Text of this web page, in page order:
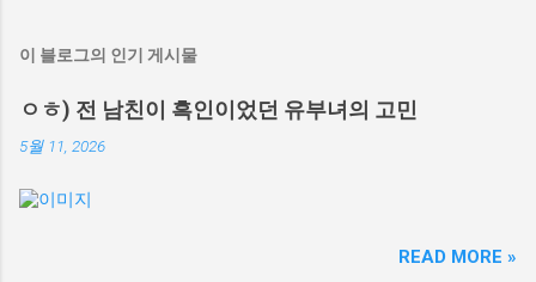
이 블로그의 인기 게시물
ㅇㅎ) 전 남친이 흑인이었던 유부녀의 고민
5월 11, 2026
READ MORE »